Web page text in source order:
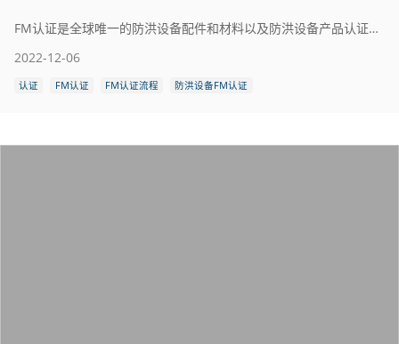
FM认证是全球唯一的防洪设备配件和材料以及防洪设备产品认证和测试机构。经过FM认证的防洪设备质量符合全球最严格的认证标准，使其区别于市场上其他同类产品。
2022-12-06
认证 FM认证 FM认证流程 防洪设备FM认证